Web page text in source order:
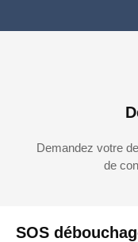
SOS
Demandez votre
de